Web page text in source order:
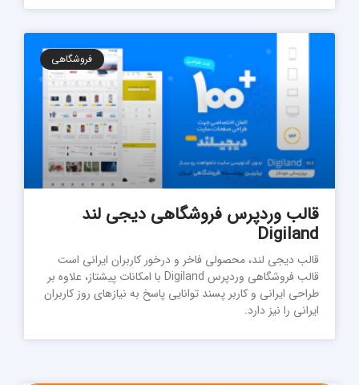
فروشگاهی
قالب وردپرس فروشگاهی دیجی لند
Digiland
قالب دیجی لند، محصولی فاخر و درخور کاربران ایرانی است
قالب فروشگاهی وردپرس Digiland با امکانات پیشتاز، علاوه بر
طراحی ایرانی و کاربر پسند توانایی پاسخ به نیازهای روز کاربران
ایرانی را نیز دارد.